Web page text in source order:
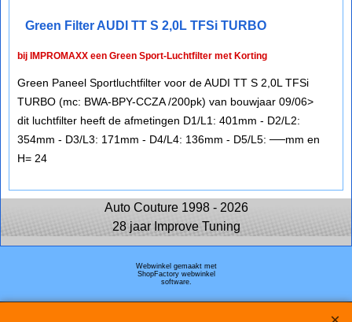
Green Filter AUDI TT S 2,0L TFSi TURBO
bij IMPROMAXX een Green Sport-Luchtfilter met Korting
Green Paneel Sportluchtfilter voor de AUDI TT S 2,0L TFSi
TURBO (mc: BWA-BPY-CCZA /200pk) van bouwjaar 09/06>
dit luchtfilter heeft de afmetingen D1/L1: 401mm - D2/L2:
354mm - D3/L3: 171mm - D4/L4: 136mm - D5/L5: ──mm en
H= 24
Auto Couture 1998 - 2026
28 jaar Improve Tuning
Webwinkel gemaakt met
ShopFactory webwinkel
software.